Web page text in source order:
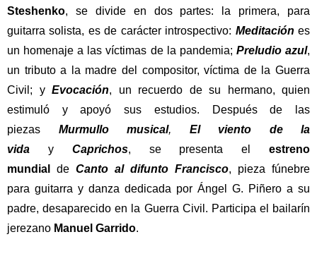
Steshenko,
se divide en dos partes: la primera, para
guitarra solista, es de carácter introspectivo: Meditación es
un homenaje a las víctimas de la pandemia; Preludio azul,
un tributo a la madre del compositor, víctima de la Guerra
Civil; y Evocación, un recuerdo de su hermano, quien
estimuló y apoyó sus estudios. Después de las
piezas Murmullo musical, El viento de la
vida y Caprichos, se presenta elestreno
mundial de Canto al difunto Francisco, pieza fúnebre
para guitarra y danza dedicada por Ángel G. Piñero a su
padre, desaparecido en la Guerra Civil. Participa el bailarín
jerezano Manuel Garrido.